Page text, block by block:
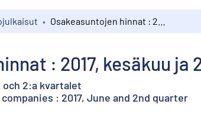
: 2017, kesäkuu ja
2:a kvartalet
: 2017, June and 2nd quarter